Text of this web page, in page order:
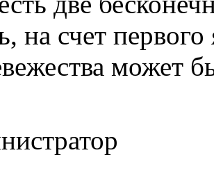
на счет
может